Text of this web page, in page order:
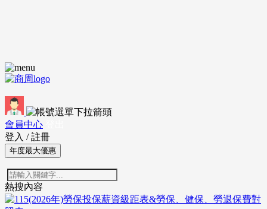
會員中心
登入 / 註冊
年度最大優惠
熱搜內容